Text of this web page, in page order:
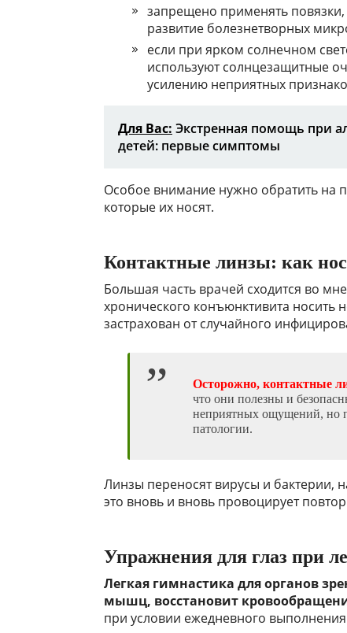
запрещено применять
развитие болезнетворных
если при ярком солнечном
используют солнцезащитные
усилению неприятных
Для Вас: Экстренная помощь при
детей: первые симптомы
Особое внимание нужно обратить на
которые их носят.
Контактные линзы: как
Большая часть врачей сходится во
хронического конъюнктивита носить
застрахован от случайного
Осторожно, контактные
что они полезны и
неприятных ощущений, но
патологии.
Линзы переносят вирусы и бактерии,
это вновь и вновь провоцирует
Упражнения для глаз при
Легкая гимнастика для органов
мышц, восстановит
при условии ежедневного